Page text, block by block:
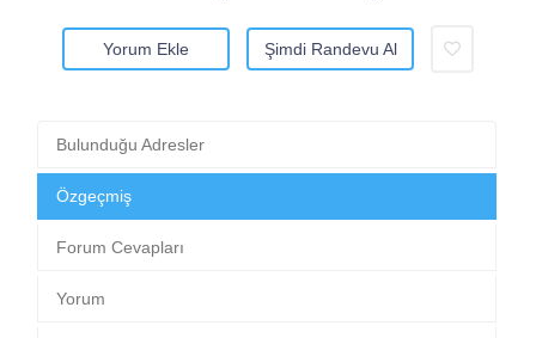
Yorum Ekle Şimdi Randevu Al
Bulunduğu Adresler
Özgeçmiş
Forum Cevapları
Yorum